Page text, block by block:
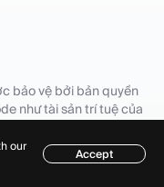
bảo vệ bởi bản quyền
như tài sản trí tuệ của
truyền tải, phân
tiện nào hoặc dưới bất
our
Accept